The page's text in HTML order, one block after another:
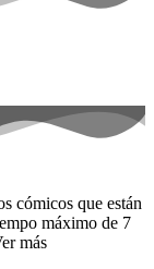
cómicos que están
máximo de 7
más